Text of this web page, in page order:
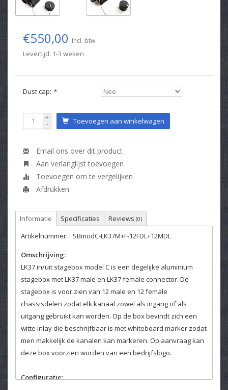
€550,00 Incl. btw
Levertijd: 1-3 weken
Dust cap: *
+
- Toevoegen aan winkelwagen
Email ons over dit product
Aan verlanglijst toevoegen
Toevoegen om te vergelijken
Afdrukken
Informatie Specificaties Reviews (0)
Artikelnummer: SBmodC-LK37M+F-12FDL+12MDL
Omschrijving:
LK37 in/uit stagebox model C is een degelijke aluminium
stagebox met LK37 male en LK37 female connector. De
stagebox is voor zien van 12 male en 12 female
chassisdelen zodat elk kanaal zowel als ingang of als
uitgang gebruikt kan worden. Op de box bevindt zich een
witte inlay die beschrijfbaar is met whiteboard marker zodat
men makkelijk de kanalen kan markeren. Op aanvraag kan
deze box voorzien worden van een bedrijfslogo.
Configuratie: